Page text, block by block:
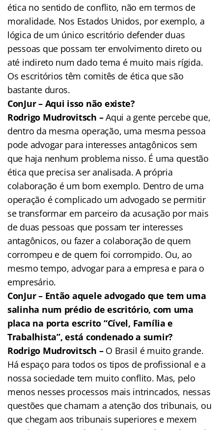
ética no sentido de conflito, não em termos de
moralidade. Nos Estados Unidos, por exemplo, a
lógica de um único escritório defender duas
pessoas que possam ter envolvimento direto ou
até indireto num dado tema é muito mais rígida.
Os escritórios têm comitês de ética que são
bastante duros.
ConJur – Aqui isso não existe?
Rodrigo Mudrovitsch –Aqui a gente percebe que,
dentro da mesma operação, uma mesma pessoa
pode advogar para interesses antagônicos sem
que haja nenhum problema nisso. É uma questão
ética que precisa ser analisada. A própria
colaboração é um bom exemplo. Dentro de uma
operação é complicado um advogado se permitir
se transformar em parceiro da acusação por mais
de duas pessoas que possam ter interesses
antagônicos, ou fazer a colaboração de quem
corrompeu e de quem foi corrompido. Ou, ao
mesmo tempo, advogar para a empresa e para o
empresário.
ConJur – Então aquele advogado que tem uma
salinha num prédio de escritório, com uma
placa na porta escrito “Cível, Família e
Trabalhista”, está condenado a sumir?
Rodrigo Mudrovitsch –O Brasil é muito grande.
Há espaço para todos os tipos de profissional e a
nossa sociedade tem muito conflito. Mas, pelo
menos nesses processos mais intrincados, nessas
questões que chamam a atenção dos tribunais, ou
que chegam aos tribunais superiores e mexem